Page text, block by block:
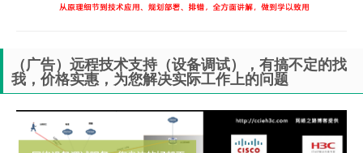
（广告）远程技术支持（设备调试），有搞不定的找
我，价格实惠，为您解决实际工作上的问题